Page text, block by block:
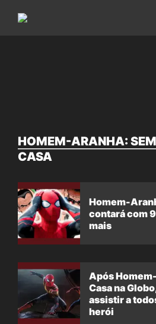
HOMEM-ARANHA:
CASA
Homem-
contará com
mais
Após
Casa na
assistir a
herói